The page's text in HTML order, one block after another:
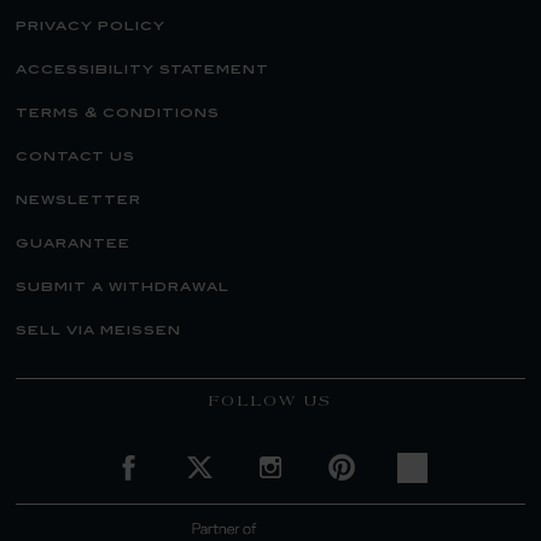
privacy policy
accessibility statement
terms & conditions
contact us
newsletter
guarantee
submit a withdrawal
sell via meissen
FOLLOW US